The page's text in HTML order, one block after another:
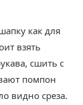
как для
взять
сшить с
помпон
видно среза.